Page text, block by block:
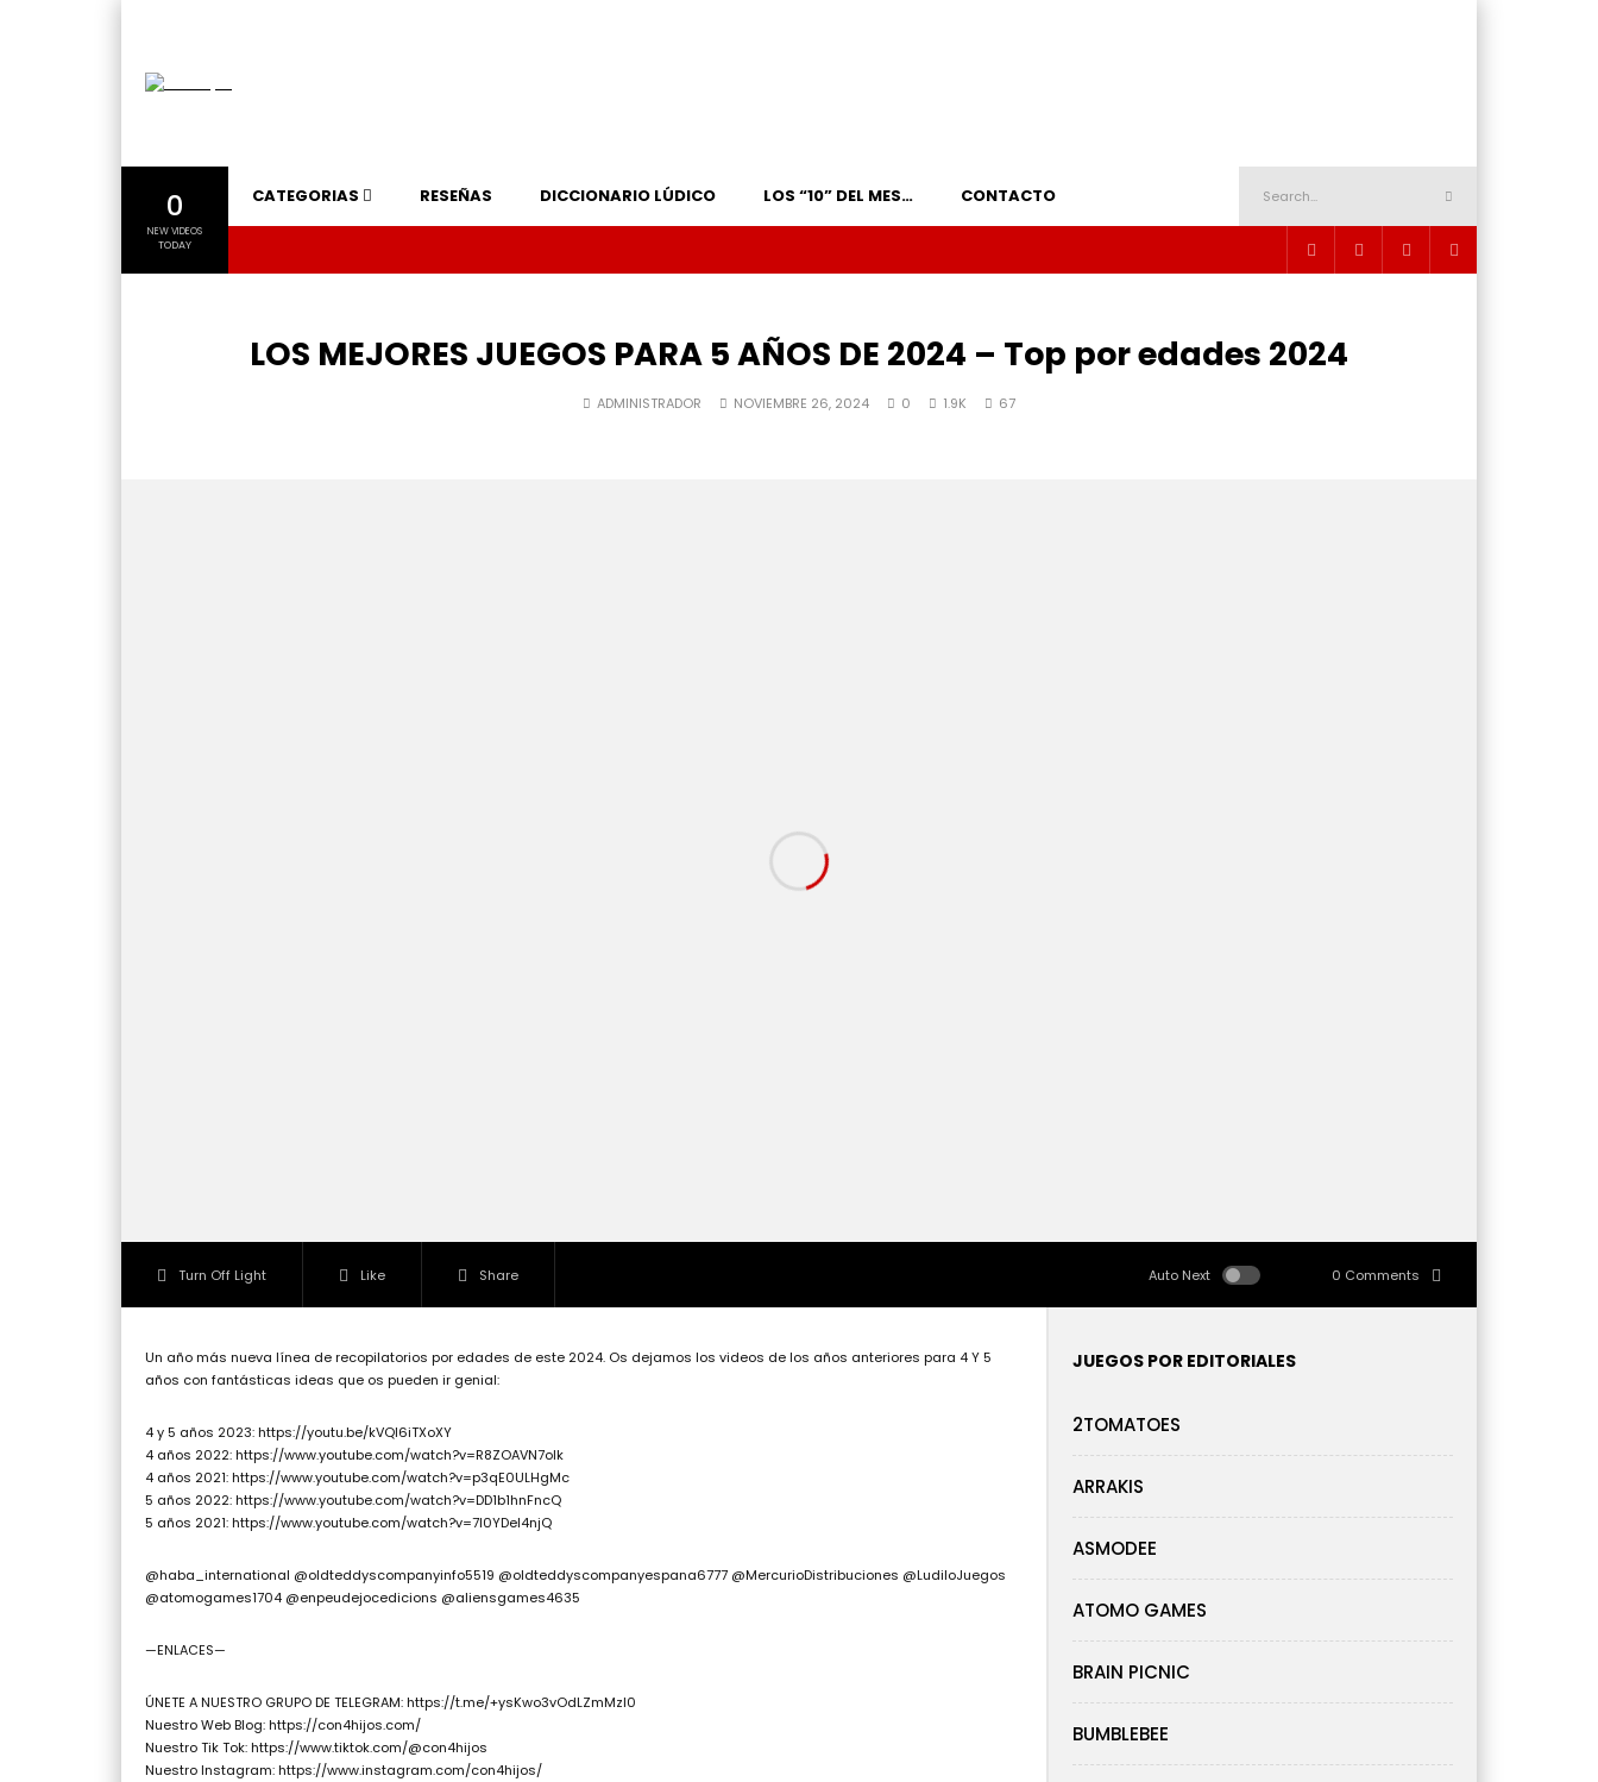
0
NEW VIDEOS
TODAY
CATEGORIAS RESEÑAS DICCIONARIO LÚDICO LOS “10” DEL MES… CONTACTO
LOS MEJORES JUEGOS PARA 5 AÑOS DE 2024 – Top por edades 2024
ADMINISTRADOR NOVIEMBRE 26, 2024 0 1.9K 67
Turn Off Light Like Share Auto Next 0 Comments
Un año más nueva línea de recopilatorios por edades de este 2024. Os dejamos los videos de los años anteriores para 4 Y 5
años con fantásticas ideas que os pueden ir genial:
4 y 5 años 2023: https://youtu.be/kVQl6iTXoXY
4 años 2022: https://www.youtube.com/watch?v=R8ZOAVN7olk
4 años 2021: https://www.youtube.com/watch?v=p3qE0ULHgMc
5 años 2022: https://www.youtube.com/watch?v=DD1b1hnFncQ
5 años 2021: https://www.youtube.com/watch?v=7I0YDel4njQ
@haba_international @oldteddyscompanyinfo5519 @oldteddyscompanyespana6777 @MercurioDistribuciones @LudiloJuegos
@atomogames1704 @enpeudejocedicions @aliensgames4635
—ENLACES—
ÚNETE A NUESTRO GRUPO DE TELEGRAM: https://t.me/+ysKwo3vOdLZmMzI0
Nuestro Web Blog: https://con4hijos.com/
Nuestro Tik Tok: https://www.tiktok.com/@con4hijos
Nuestro Instagram: https://www.instagram.com/con4hijos/
JUEGOS POR EDITORIALES
2TOMATOES
ARRAKIS
ASMODEE
ATOMO GAMES
BRAIN PICNIC
BUMBLEBEE